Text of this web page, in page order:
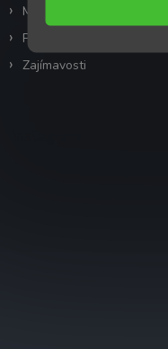
Moje objednávka
Prvovýroba mléka
Zajímavosti